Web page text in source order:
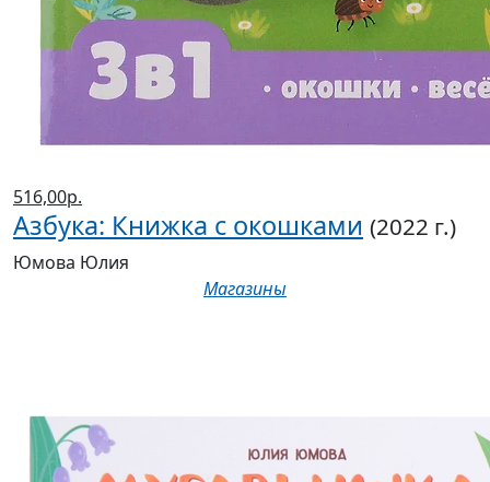
516,00р.
Азбука: Книжка с окошками (2022 г.)
Юмова Юлия
Магазины